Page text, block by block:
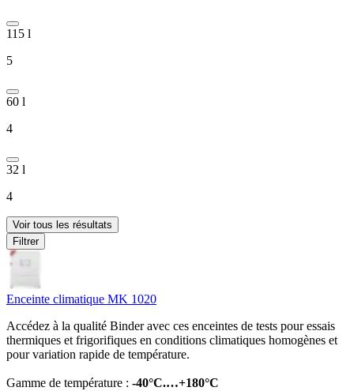
115 l
5
60 l
4
32 l
4
Voir tous les résultats
Filtrer
Enceinte climatique MK 1020
Accédez à la qualité Binder avec ces enceintes de tests pour essais
thermiques et frigorifiques en conditions climatiques homogènes et
pour variation rapide de température.
Gamme de température : -40°C.…+180°C